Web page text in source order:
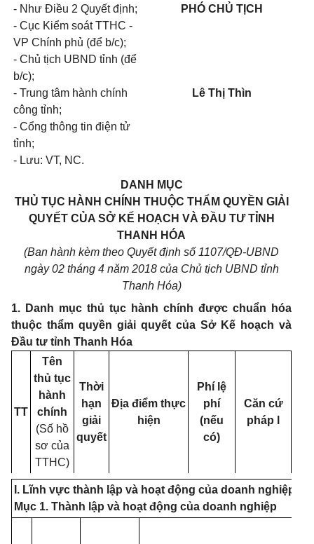
- Như Điều 2 Quyết định;
- Cục Kiểm soát TTHC -
VP Chính phủ (để b/c);
- Chủ tịch UBND tỉnh (để
b/c);
- Trung tâm hành chính
công tỉnh;
- Cổng thông tin điện tử
tỉnh;
- Lưu: VT, NC.
PHÓ CHỦ TỊCH
Lê Thị Thìn
DANH MỤC
THỦ TỤC HÀNH CHÍNH THUỘC THẨM QUYỀN GIẢI
QUYẾT CỦA SỞ KẾ HOẠCH VÀ ĐẦU TƯ TỈNH
THANH HÓA
(Ban hành kèm theo Quyết định số 1107/QĐ-UBND
ngày 02 tháng 4 năm 2018 của Chủ tịch UBND tỉnh
Thanh Hóa)
1. Danh mục thủ tục hành chính được chuẩn hóa
thuộc thẩm quyền giải quyết của Sở Kế hoạch và
Đầu tư tỉnh Thanh Hóa
TT
Tên
thủ tục
hành
chính
(Số hồ
sơ của
TTHC)
Thời
hạn
giải
quyết
Địa điểm thực
hiện
Phí lệ
phí
(nếu
có)
Căn cứ
pháp l
I. Lĩnh vực thành lập và hoạt động của doanh nghiệp
Mục 1. Thành lập và hoạt động của doanh nghiệp